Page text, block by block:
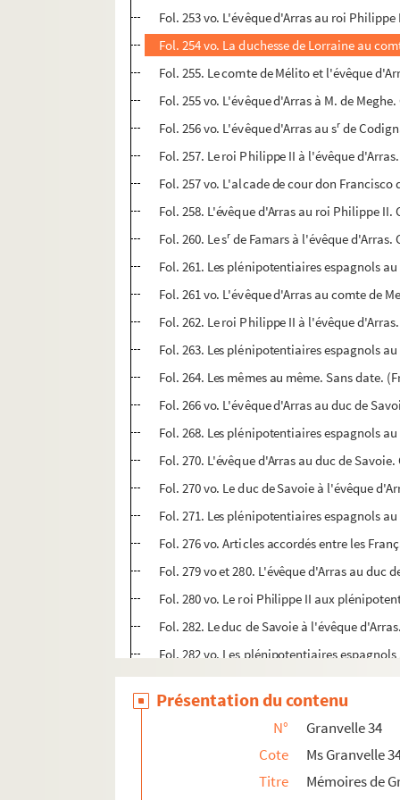
Fol. 253 vo. L'évêque d'Arras au roi
Fol. 254 vo. La duchesse de Lorraine au
Fol. 255. Le comte de Mélito et l'évêque
Fol. 255 vo. L'évêque d'Arras à M. de
Fol. 256 vo. L'évêque d'Arras au sr de
Fol. 257. Le roi Philippe II à l'évêque
Fol. 257 vo. L'alcade de cour don
Fol. 258. L'évêque d'Arras au roi Philippe II.
Fol. 260. Le sr de Famars à l'évêque d'Arras.
Fol. 261. Les plénipotentiaires espagnols
Fol. 261 vo. L'évêque d'Arras au comte de
Fol. 262. Le roi Philippe II à l'évêque
Fol. 263. Les plénipotentiaires espagnols
Fol. 264. Les mêmes au même. Sans date.
Fol. 266 vo. L'évêque d'Arras au duc de
Fol. 268. Les plénipotentiaires espagnols
Fol. 270. L'évêque d'Arras au duc de
Fol. 270 vo. Le duc de Savoie à l'évêque
Fol. 271. Les plénipotentiaires espagnols
Fol. 276 vo. Articles accordés entre les
Fol. 279 vo et 280. L'évêque d'Arras au duc
Fol. 280 vo. Le roi Philippe II aux
Fol. 282. Le duc de Savoie à l'évêque
Fol. 282 vo. Les plénipotentiaires
Fol. 292 bis. Fragment d'une lettre de
Fol. 293. Philippe II à ses plénipotentiaires.
Fol. 294. « Advis du Conseil d'Estat sur
Fol. 296 bis. « Pouvoir de Mgr le duc de
Fol. 297. Les plénipotentiaires espagnols
Présentation du contenu
N°
Granvelle 34
Cote
Ms Granvelle
Titre
Mémoires de